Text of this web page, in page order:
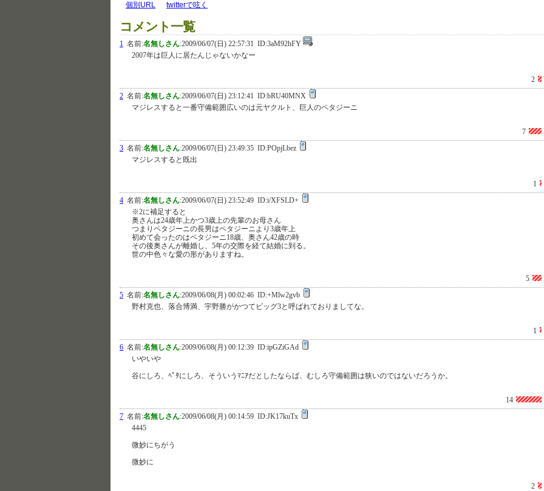
個別URL twitterで呟く
コメント一覧
1 名前:名無しさん:2009/06/07(日) 22:57:31 ID:3aM92hFY
2007年は巨人に居たんじゃないかなー
2
2 名前:名無しさん:2009/06/07(日) 23:12:41 ID:bRU40MNX
マジレスすると一番守備範囲広いのは元ヤクルト、巨人のペタジーニ
7
3 名前:名無しさん:2009/06/07(日) 23:49:35 ID:POpjLbez
マジレスすると既出
1
4 名前:名無しさん:2009/06/07(日) 23:52:49 ID:i/XFSLD+
※2に補足すると
奥さんは24歳年上かつ3歳上の先輩のお母さん
つまりペタジーニの長男はペタジーニより3歳年上
初めて会ったのはペタジーニ18歳、奥さん42歳の時
その後奥さんが離婚し、5年の交際を経て結婚に到る。
世の中色々な愛の形がありますね。
5
5 名前:名無しさん:2009/06/08(月) 00:02:46 ID:+Mlw2gvb
野村克也、落合博満、宇野勝がかつてビッグ3と呼ばれておりましてな。
1
6 名前:名無しさん:2009/06/08(月) 00:12:39 ID:ipGZiGAd
いやいや
谷にしろ、ﾍﾟﾀにしろ、そういうﾏﾆｱだとしたならば、むしろ守備範囲は狭いのではないだろうか。
14
7 名前:名無しさん:2009/06/08(月) 00:14:59 ID:JK17kuTx
4445
微妙にちがう
微妙に
2